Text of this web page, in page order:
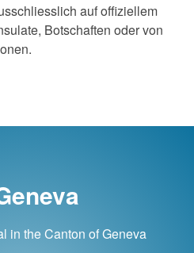
auf offiziellem
Botschaften oder von
in the Canton of Geneva